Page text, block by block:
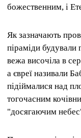
божественним, і
Як зазначають
піраміди будували
вежа височіла в
а євреї називали
підіймалися над
тогочасним
"досягаючим